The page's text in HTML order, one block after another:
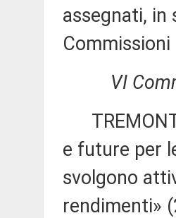
assegnati, in
VI
e future per
svolgono
rendimenti»